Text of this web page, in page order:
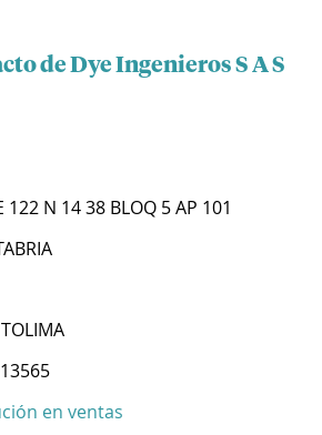
de Dye Ingenieros S A S
122 N 14 38 BLOQ 5 AP 101
TOLIMA
en ventas